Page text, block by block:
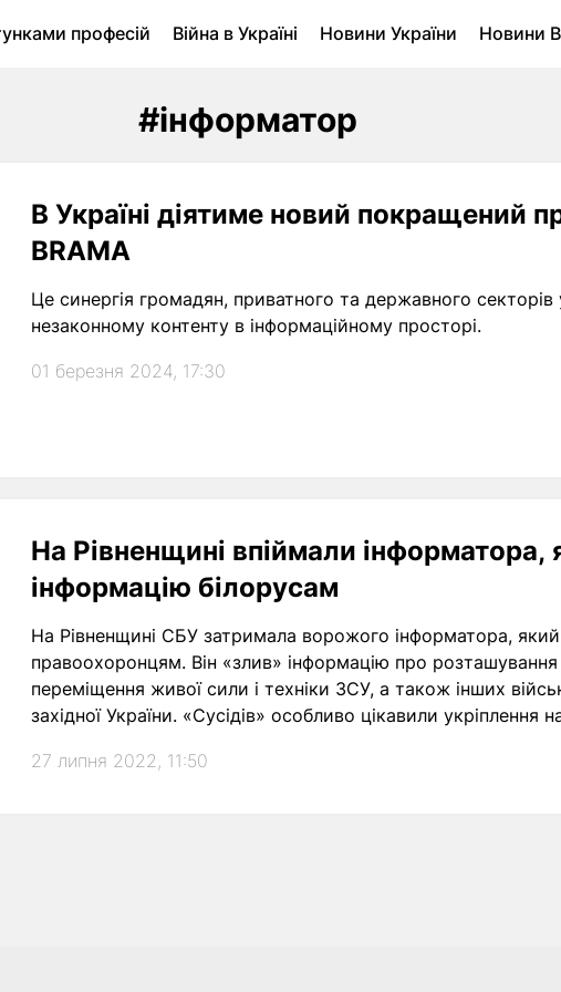
професій Війна в Україні Новини України
Новини
#інформатор
В Україні діятиме новий покращений
BRAMA
Це синергія громадян, приватного та державного секторів
незаконному контенту в інформаційному просторі.
01 березня 2024, 17:30
На Рівненщині впіймали інформатора,
інформацію білорусам
На Рівненщині СБУ затримала ворожого інформатора,
правоохоронцям. Він «злив» інформацію про розташування
переміщення живої сили і техніки ЗСУ, а також інших
західної України. «Сусідів» особливо цікавили укріплення
27 липня 2022, 11:50